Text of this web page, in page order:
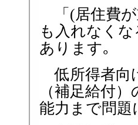
「(居住費が
も入れなく
あります｡
低所得者向
（補足給付
能力まで問